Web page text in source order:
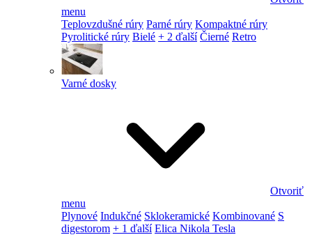
menu
Teplovzdušné rúry Parné rúry Kompaktné rúry
Pyrolitické rúry Bielé + 2 ďalší Čierné Retro
Varné dosky
Otvoriť
menu
Plynové Indukčné Sklokeramické Kombinované S
digestorom + 1 ďalší Elica Nikola Tesla